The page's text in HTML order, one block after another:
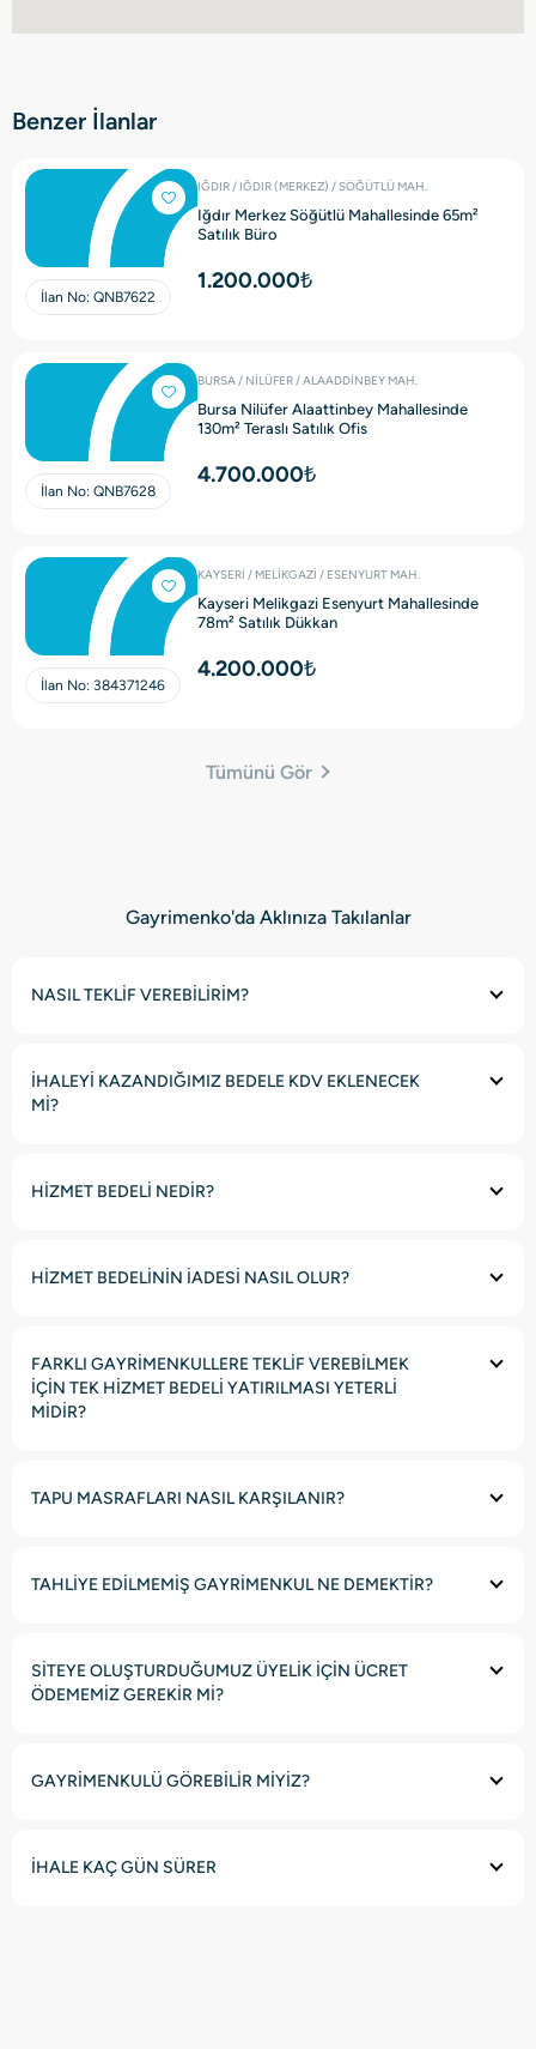
Benzer İlanlar
İlan No: QNB7622
IĞDIR / IĞDIR (MERKEZ) / SÖĞÜTLÜ MAH.
Iğdır Merkez Söğütlü Mahallesinde 65m²
Satılık Büro
1.200.000₺
İlan No: QNB7628
BURSA / NİLÜFER / ALAADDİNBEY MAH.
Bursa Nilüfer Alaattinbey Mahallesinde
130m² Teraslı Satılık Ofis
4.700.000₺
İlan No: 384371246
KAYSERİ / MELİKGAZİ / ESENYURT MAH.
Kayseri Melikgazi Esenyurt Mahallesinde
78m² Satılık Dükkan
4.200.000₺
Tümünü Gör
Gayrimenko'da Aklınıza Takılanlar
NASIL TEKLİF VEREBİLİRİM?
İHALEYİ KAZANDIĞIMIZ BEDELE KDV EKLENECEK
Mİ?
HİZMET BEDELİ NEDİR?
HİZMET BEDELİNİN İADESİ NASIL OLUR?
FARKLI GAYRİMENKULLERE TEKLİF VEREBİLMEK
İÇİN TEK HİZMET BEDELİ YATIRILMASI YETERLİ
MİDİR?
TAPU MASRAFLARI NASIL KARŞILANIR?
TAHLİYE EDİLMEMİŞ GAYRİMENKUL NE DEMEKTİR?
SİTEYE OLUŞTURDUĞUMUZ ÜYELİK İÇİN ÜCRET
ÖDEMEMİZ GEREKİR Mİ?
GAYRİMENKULÜ GÖREBİLİR MİYİZ?
İHALE KAÇ GÜN SÜRER